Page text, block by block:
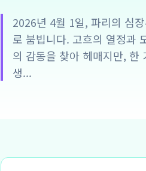
2026년 4월 1일, 파리의 심
로 붐빕니다. 고흐의 열정과
의 감동을 찾아 헤매지만, 한
생...